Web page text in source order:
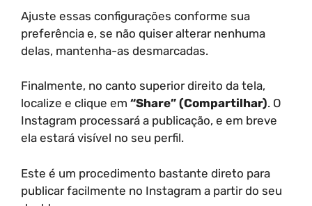
Ajuste essas configurações conforme sua
preferência e, se não quiser alterar nenhuma
delas, mantenha-as desmarcadas.
Finalmente, no canto superior direito da tela,
localize e clique em “Share” (Compartilhar). O
Instagram processará a publicação, e em breve
ela estará visível no seu perfil.
Este é um procedimento bastante direto para
publicar facilmente no Instagram a partir do seu